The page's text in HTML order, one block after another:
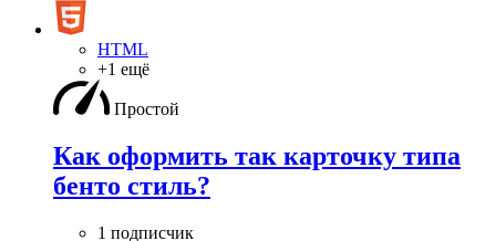
HTML
+1 ещё
Простой
Как оформить так карточку типа
бенто стиль?
1 подписчик